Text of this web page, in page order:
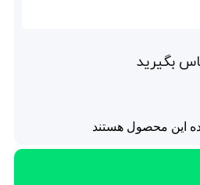
بگیرید
محصول هستند